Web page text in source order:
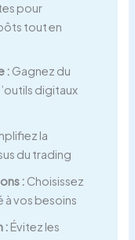
pour
tout en
: Gagnez du
digitaux
la
du trading
: Choisissez
à vos besoins
: Évitez les